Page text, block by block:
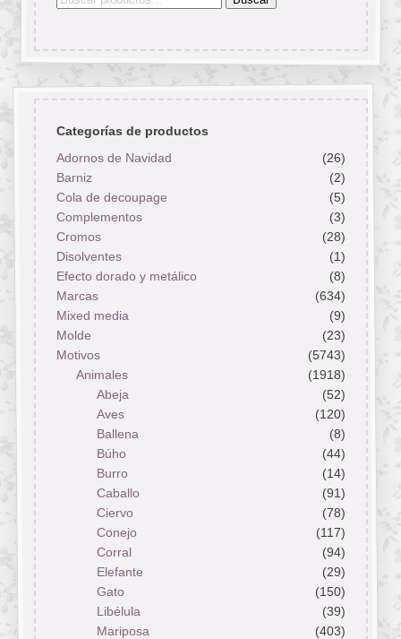
Categorías de productos
Adornos de Navidad
(26)
Barniz
(2)
Cola de decoupage
(5)
Complementos
(3)
Cromos
(28)
Disolventes
(1)
Efecto dorado y metálico
(8)
Marcas
(634)
Mixed media
(9)
Molde
(23)
Motivos
(5743)
Animales
(1918)
Abeja
(52)
Aves
(120)
Ballena
(8)
Búho
(44)
Burro
(14)
Caballo
(91)
Ciervo
(78)
Conejo
(117)
Corral
(94)
Elefante
(29)
Gato
(150)
Libélula
(39)
Mariposa
(403)